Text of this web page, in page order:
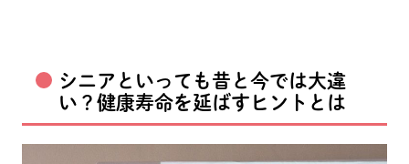
シニアといっても昔と今では大違
い？健康寿命を延ばすヒントとは